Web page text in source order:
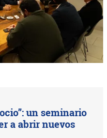
un seminario
a abrir nuevos